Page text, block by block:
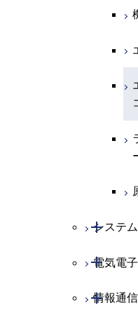
システ
開閉
電気電
開閉
情報通
開閉